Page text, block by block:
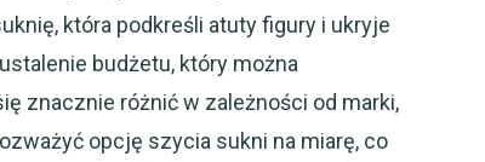
która podkreśli atuty figury i ukryje
budżetu, który można
znacznie różnić w zależności od marki,
opcję szycia sukni na miarę, co